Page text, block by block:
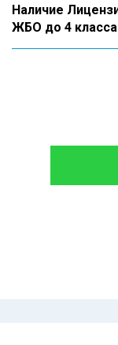
Наличие
ЖБО до 4 класса